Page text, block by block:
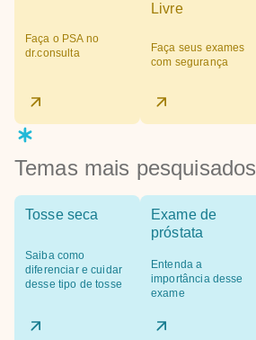
Faça o PSA no
dr.consulta
Livre
Faça seus exames
com segurança
Temas mais pesquisados
Tosse seca
Saiba como
diferenciar e cuidar
desse tipo de tosse
Exame de
próstata
Entenda a
importância desse
exame